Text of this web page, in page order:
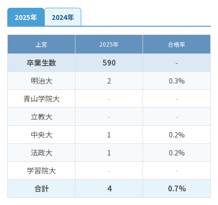
2025年 2024年
上宮 2025年 合格率
卒業生数 590
-
明治大
2
0.3%
青山学院大
-
-
立教大
-
-
中央大
1
0.2%
法政大
1
0.2%
学習院大
-
-
合計
4 0.7%